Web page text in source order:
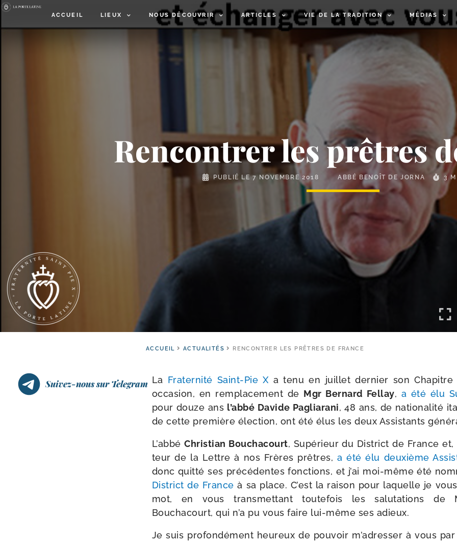
ACCUEIL LIEUX NOUS DÉCOUVRIR ARTICLES VIE DE LA TRADITION MÉDIAS
Rencontrer les prêtres
PUBLIÉ LE7 NOVEMBRE 2018 ABBÉ BENOÎT DE JORNA 3
ACCUEIL ACTUALITÉS RENCONTRER LES PRÊTRES DE FRANCE
Suivez-nous sur Telegram La Fraternité Saint-​Pie Xa tenu en juillet der­nier son Chapitre
occa­sion, en rem­pla­ce­ment de Mgr Bernard Fellay, a été élu
pour douze ans l’ab­bé Davide Pagliarani, 48 ans, de natio­na­li­té
de cette pre­mière élec­tion, ont été élus les deux Assistants
L’abbéChristian Bouchacourt, Supérieur du District de France
teur de la Lettre à nos Frères prêtres,a été élu deuxième
donc quit­té ses pré­cé­dentes fonc­tions, et j’ai moi-​même été
District de France à sa place. C’est la rai­son pour laquelle je
mot, en vous trans­met­tant tou­te­fois les salu­ta­tions de
Bouchacourt, qui n’a pu vous faire lui-​même ses adieux.
Je suis pro­fon­dé­ment heu­reux de pou­voir m’a­dres­ser à vous